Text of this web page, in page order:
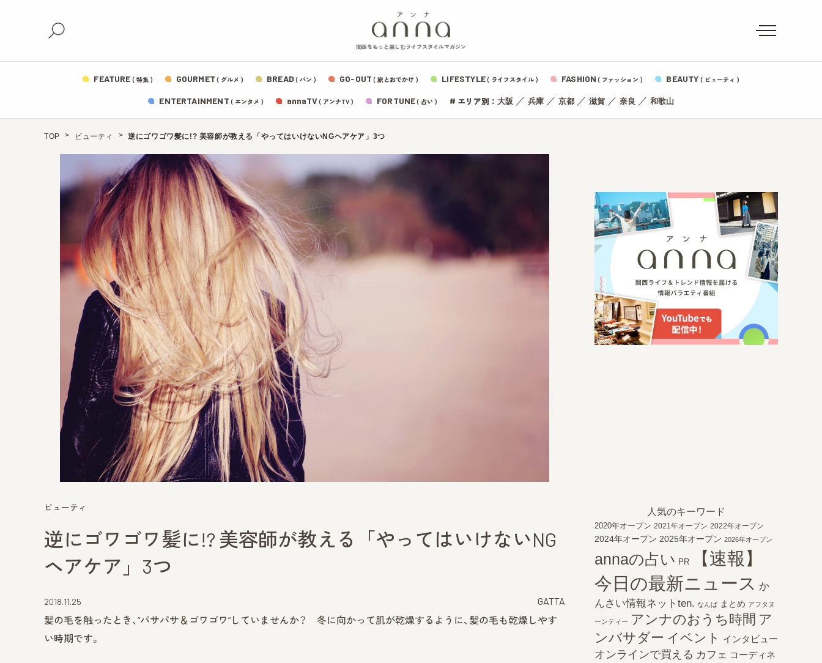
関西をもっと楽しむライフスタイルマガジン
FEATURE ( 特集 ) GOURMET ( グルメ ) BREAD ( パン ) GO-OUT ( 旅とおでかけ ) LIFESTYLE( ライフスタイル ) FASHION ( ファッション ) BEAUTY ( ビューティ )
ENTERTAINMENT ( エンタメ ) annaTV( アンナTV ) FORTUNE( 占い ) # エリア別： 大阪 ／ 兵庫／ 京都／ 滋賀／ 奈良 ／ 和歌山
TOP ビューティ 逆にゴワゴワ髪に!? 美容師が教える「やってはいけないNGヘアケア」3つ
ビューティ
逆にゴワゴワ髪に!? 美容師が教える「やってはいけないNG
ヘアケア」3つ
2018.11.25
GATTA
髪の毛を触ったとき、“パサパサ＆ゴワゴワ”していませんか？ 冬に向かって肌が乾燥するように、髪の毛も乾燥しやす
い時期です。
人気のキーワード
2020年オープン 2021年オープン 2022年オープン
2024年オープン 2025年オープン 2026年オープン
annaの占い PR
【速報】
今日の最新ニュース か
んさい情報ネットten. なんば まとめ アフタヌ
ーンティー アンナのおうち時間 ア
ンバサダー イベント インタビュー
オンラインで買える カフェ コーディネ